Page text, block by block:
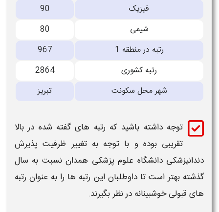
فیزیک
90
شیمی
80
رتبه در منطقه 1
967
رتبه کشوری
2864
شهر محل سکونت
تبریز
توجه داشته باشید که رتبه های گفته شده در بالا
تقریبی بوده و با توجه به تغییر ظرفیت پذیرش
دندانپزشکی دانشگاه علوم پزشکی همداننسبت به سال
گذشته بهتر است تا داوطلبان این رتبه ها را به عنوان رتبه
های قبولیخوشبینانه در نظر بگیرند.